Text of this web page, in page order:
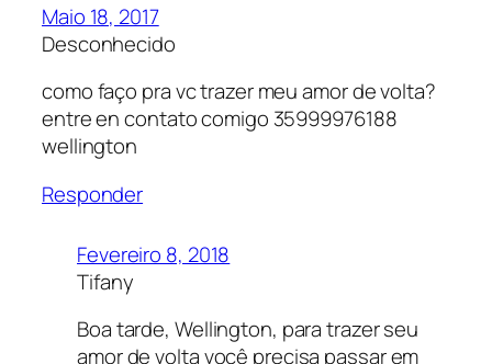
Maio 18, 2017
Desconhecido
como faço pra vc trazer meu amor de volta?
entre en contato comigo 35999976188
wellington
Responder
Fevereiro 8, 2018
Tifany
Boa tarde, Wellington, para trazer seu
amor de volta você precisa passar em